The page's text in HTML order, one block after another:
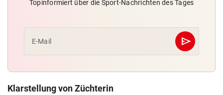
Topinformiert über die Sport-Nachrichten des Tages
E-Mail send
Abschicken
Klarstellung von Züchterin